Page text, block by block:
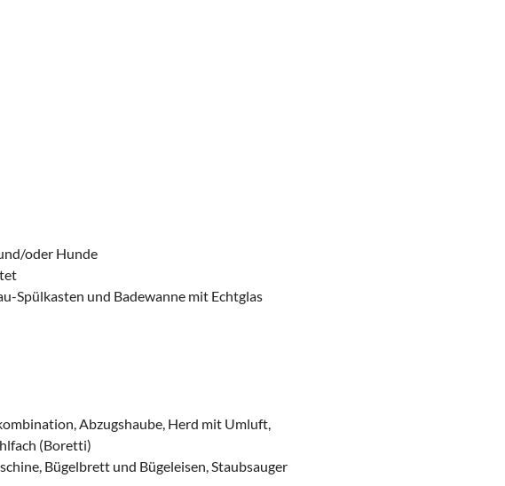
oder Hunde
Spülkasten und Badewanne mit Echtglas
Abzugshaube, Herd mit Umluft,
(Boretti)
Bügelbrett und Bügeleisen, Staubsauger